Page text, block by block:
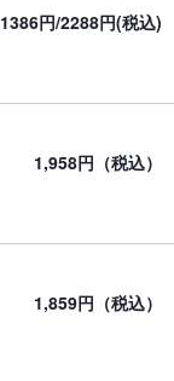
1386円/2288円(税込)
1,958円（税込）
1,859円（税込）